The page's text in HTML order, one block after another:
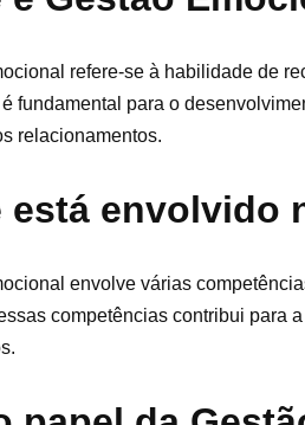
refere-se à habilidade de
fundamental para o
relacionamentos.
está envolvido
envolve várias
competências contribui para